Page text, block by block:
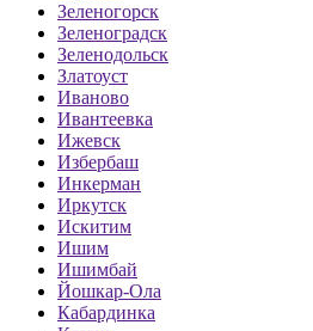
Зеленогорск
Зеленоградск
Зеленодольск
Златоуст
Иваново
Ивантеевка
Ижевск
Избербаш
Инкерман
Иркутск
Искитим
Ишим
Ишимбай
Йошкар-Ола
Кабардинка